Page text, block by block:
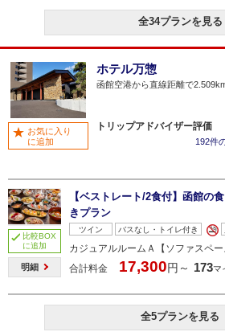
全34プランを見る
ホテル万惣
函館空港から直線距離で
トリップアドバイザー評価
192件
お気に入り
に追加
比較BOX
に追加
明細
【ベストレート/2食付】函館の
きプラン
ツイン バスなし・トイレ付き
カジュアルルームＡ【ソファスペー
合計料金
17,300円～ 173マ
全5プランを見る